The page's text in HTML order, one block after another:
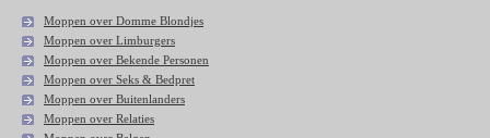
Moppen over Domme Blondjes
Moppen over Limburgers
Moppen over Bekende Personen
Moppen over Seks & Bedpret
Moppen over Buitenlanders
Moppen over Relaties